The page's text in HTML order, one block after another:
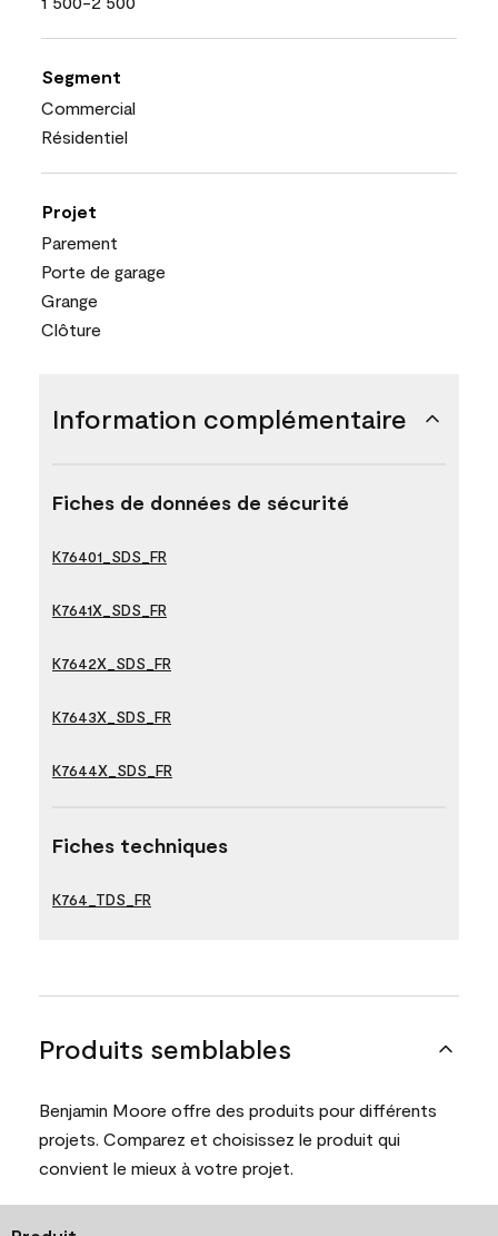
Segment
Commercial
Résidentiel
Projet
Parement
Porte de garage
Grange
Clôture
Information complémentaire
Fiches de données de sécurité
K76401_SDS_FR
K7641X_SDS_FR
K7642X_SDS_FR
K7643X_SDS_FR
K7644X_SDS_FR
Fiches techniques
K764_TDS_FR
Produits semblables
Benjamin Moore offre des produits pour différents
projets. Comparez et choisissez le produit qui
convient le mieux à votre projet.